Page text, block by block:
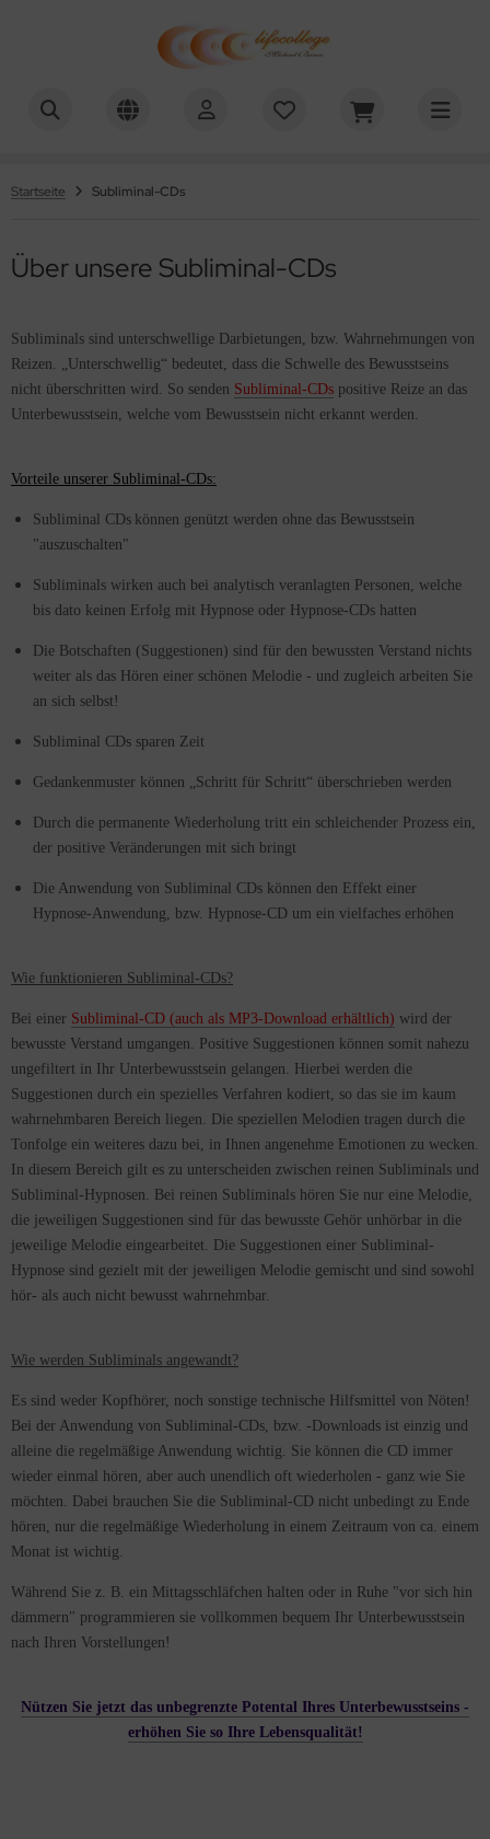
Startseite Subliminal-CDs
Über unsere Subliminal-CDs
Subliminals sind unterschwellige Darbietungen, bzw. Wahrnehmungen von
Reizen. „Unterschwellig“ bedeutet, dass die Schwelle des Bewusstseins
nicht überschritten wird. So senden Subliminal-CDs positive Reize an das
Unterbewusstsein, welche vom Bewusstsein nicht erkannt werden.
Vorteile unserer Subliminal-CDs:
Subliminal CDs können genützt werden ohne das Bewusstsein
"auszuschalten"
Subliminals wirken auch bei analytisch veranlagten Personen, welche
bis dato keinen Erfolg mit Hypnose oder Hypnose-CDs hatten
Die Botschaften (Suggestionen) sind für den bewussten Verstand nichts
weiter als das Hören einer schönen Melodie - und zugleich arbeiten Sie
an sich selbst!
Subliminal CDs sparen Zeit
Gedankenmuster können „Schritt für Schritt“ überschrieben werden
Durch die permanente Wiederholung tritt ein schleichender Prozess ein,
der positive Veränderungen mit sich bringt
Die Anwendung von Subliminal CDs können den Effekt einer
Hypnose-Anwendung, bzw. Hypnose-CD um ein vielfaches erhöhen
Wie funktionieren Subliminal-CDs?
Bei einer Subliminal-CD (auch als MP3-Download erhältlich) wird der
bewusste Verstand umgangen. Positive Suggestionen können somit nahezu
ungefiltert in Ihr Unterbewusstsein gelangen. Hierbei werden die
Suggestionen durch ein spezielles Verfahren kodiert, so das sie im kaum
wahrnehmbaren Bereich liegen. Die speziellen Melodien tragen durch die
Tonfolge ein weiteres dazu bei, in Ihnen angenehme Emotionen zu wecken.
In diesem Bereich gilt es zu unterscheiden zwischen reinen Subliminals und
Subliminal-Hypnosen. Bei reinen Subliminals hören Sie nur eine Melodie,
die jeweiligen Suggestionen sind für das bewusste Gehör unhörbar in die
jeweilige Melodie eingearbeitet. Die Suggestionen einer Subliminal-
Hypnose sind gezielt mit der jeweiligen Melodie gemischt und sind sowohl
hör- als auch nicht bewusst wahrnehmbar.
Wie werden Subliminals angewandt?
Es sind weder Kopfhörer, noch sonstige technische Hilfsmittel von Nöten!
Bei der Anwendung von Subliminal-CDs, bzw. -Downloads ist einzig und
alleine die regelmäßige Anwendung wichtig. Sie können die CD immer
wieder einmal hören, aber auch unendlich oft wiederholen - ganz wie Sie
möchten. Dabei brauchen Sie die Subliminal-CD nicht unbedingt zu Ende
hören, nur die regelmäßige Wiederholung in einem Zeitraum von ca. einem
Monat ist wichtig.
Während Sie z. B. ein Mittagsschläfchen halten oder in Ruhe "vor sich hin
dämmern" programmieren sie vollkommen bequem Ihr Unterbewusstsein
nach Ihren Vorstellungen!
Nützen Sie jetzt das unbegrenzte Potental Ihres Unterbewusstseins -
erhöhen Sie so Ihre Lebensqualität!